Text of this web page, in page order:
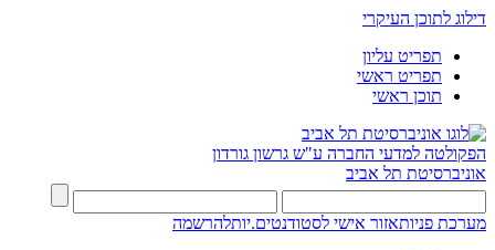
דילוג לתוכן העיקרי
תפריט עליון
תפריט ראשי
תוכן ראשי
הפקולטה למדעי החברה ע"ש גרשון גורדון
אוניברסיטת תל אביב
מערכת פניותאזור אישי לסטודנטים.יותלהרשמה